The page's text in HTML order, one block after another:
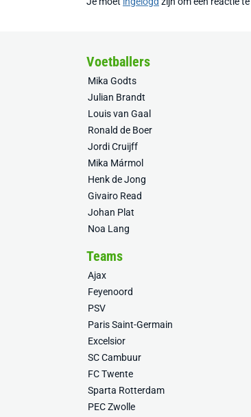
Voetballers
Mika Godts
Julian Brandt
Louis van Gaal
Ronald de Boer
Jordi Cruijff
Mika Mármol
Henk de Jong
Givairo Read
Johan Plat
Noa Lang
Teams
Ajax
Feyenoord
PSV
Paris Saint-Germain
Excelsior
SC Cambuur
FC Twente
Sparta Rotterdam
PEC Zwolle